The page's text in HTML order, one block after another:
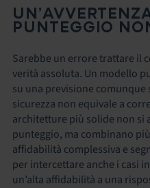
PUNTEGGIO
Sarebbe un errore trattare il
verità assoluta. Un modello
su una previsione comunque
sicurezza non equivale a
architetture più solide non si
punteggio, ma combinano
affidabilità complessiva e
per intercettare anche i casi
un’alta affidabilità a una